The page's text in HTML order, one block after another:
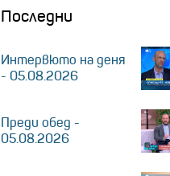
Последни
Интервюто на деня
- 05.08.2026
Преди обед -
05.08.2026